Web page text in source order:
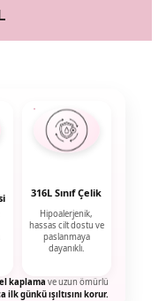
316L Sınıf Çelik
Hipoalerjenik,
hassas cilt dostu ve
paslanmaya
dayanıklı.
kaplama ve uzun ömürlü
ilk günkü ışıltısını korur.